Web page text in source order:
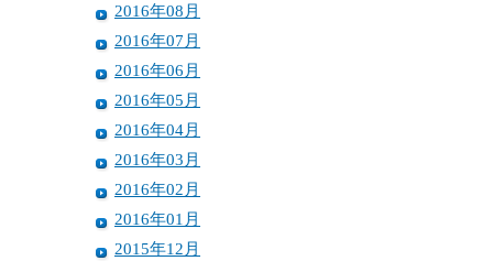
2016年08月
2016年07月
2016年06月
2016年05月
2016年04月
2016年03月
2016年02月
2016年01月
2015年12月